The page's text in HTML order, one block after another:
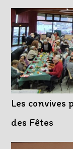
Les convives
des Fêtes